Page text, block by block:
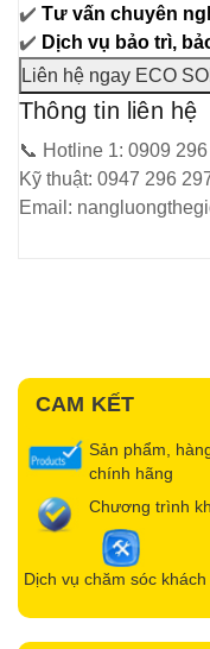
✔️ Tư vấn chuyên
✔️ Dịch vụ bảo trì,
Liên hệ ngay ECO
Thông tin liên hệ
📞 Hotline 1: 0909
Kỹ thuật: 0947 296
Email:
CAM KẾT
Sản phẩm,
chính hãng
Chương trình
Dịch vụ chăm sóc